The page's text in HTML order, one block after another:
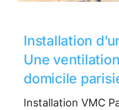
Installation
Une
domicile
Installation VMC